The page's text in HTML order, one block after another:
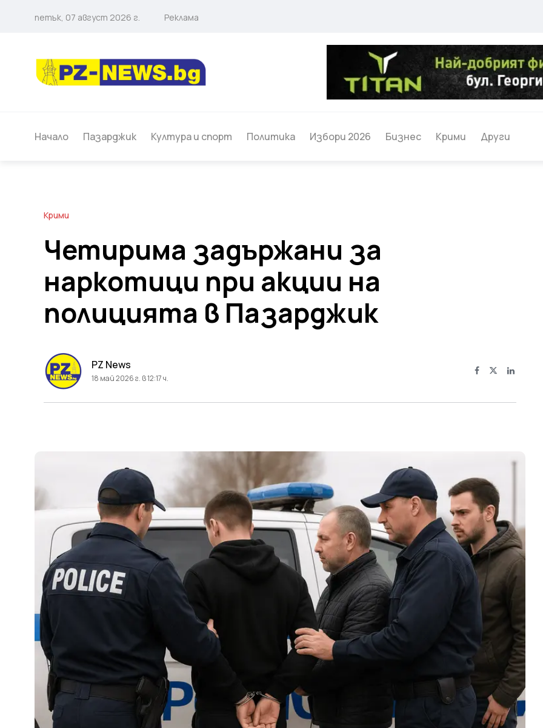
петък, 07 август 2026 г. Реклама
Начало Пазарджик Култура и спорт Политика Избори 2026 Бизнес Крими Други
Крими
Четирима задържани за
наркотици при акции на
полицията в Пазарджик
PZ News
18 май 2026 г. в 12:17 ч.